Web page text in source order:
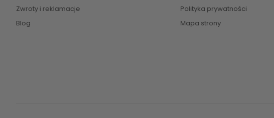
Zwroty i reklamacje
Blog
Polityka prywatności
Mapa strony